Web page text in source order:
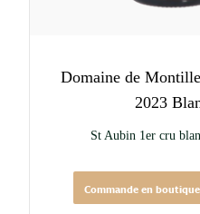
Domaine de
2023
St Aubin 1er cru
Commande en